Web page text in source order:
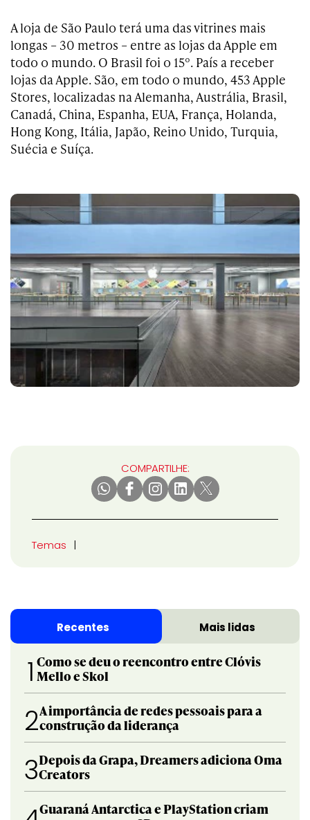
A loja de São Paulo terá uma das vitrines mais
longas – 30 metros – entre as lojas da Apple em
todo o mundo. O Brasil foi o 15º. País a receber
lojas da Apple. São, em todo o mundo, 453 Apple
Stores, localizadas na Alemanha, Austrália, Brasil,
Canadá, China, Espanha, EUA, França, Holanda,
Hong Kong, Itália, Japão, Reino Unido, Turquia,
Suécia e Suíça.
COMPARTILHE:
Temas
Recentes Mais lidas
1 Como se deu o reencontro entre Clóvis
Mello e Skol
2A importância de redes pessoais para a
construção da liderança
3Depois da Grapa, Dreamers adiciona Oma
Creators
Guaraná Antarctica e PlayStation criam